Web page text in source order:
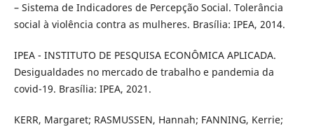
– Sistema de Indicadores de Percepção Social. Tolerância
social à violência contra as mulheres. Brasília: IPEA, 2014.
IPEA - INSTITUTO DE PESQUISA ECONÔMICA APLICADA.
Desigualdades no mercado de trabalho e pandemia da
covid-19. Brasília: IPEA, 2021.
KERR, Margaret; RASMUSSEN, Hannah; FANNING, Kerrie;